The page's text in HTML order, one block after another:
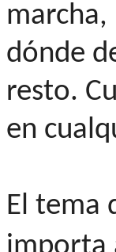
dónde
resto.
en
El tema